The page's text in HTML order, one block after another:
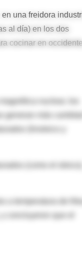
una freidora
al día) en los dos
cocinar en
nuclear, los
más cantidad
(como el oleico),
a temperatura de